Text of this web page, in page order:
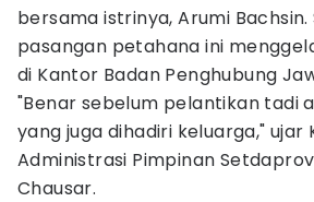
bersama istrinya, Arumi Bachsin.
pasangan petahana ini
di Kantor Badan Penghubung
"Benar sebelum pelantikan tadi
yang juga dihadiri keluarga," ujar
Administrasi Pimpinan
Chausar.